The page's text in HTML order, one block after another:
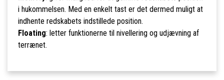
i hukommelsen. Med en enkelt tast er det dermed muligt at
indhente redskabets indstillede position.
Floating: letter funktionerne til nivellering og udjævning af
terrænet.